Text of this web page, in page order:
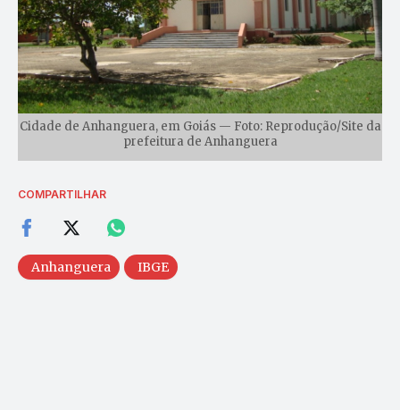
Cidade de Anhanguera, em Goiás — Foto: Reprodução/Site da
prefeitura de Anhanguera
COMPARTILHAR
Anhanguera IBGE